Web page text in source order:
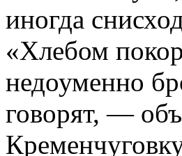
иногда
«Хлебом
недоуменно
говорят, —